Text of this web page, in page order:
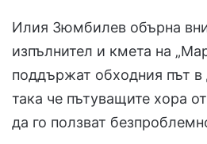
Илия Зюмбилев обърна
изпълнител и кмета на
поддържат обходния път в
така че пътуващите хора
да го ползват